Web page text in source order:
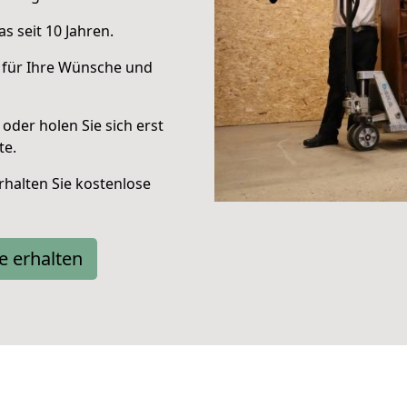
seit 10 Jahren.
Ihre Wünsche und
holen Sie sich erst
Sie kostenlose
erhalten